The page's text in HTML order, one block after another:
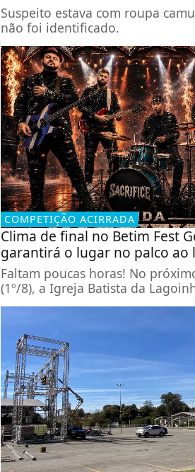
Suspeito estava com roupa
não foi identificado.
COMPETIÇÃO ACIRRADA
Clima de final no Betim Fest
garantirá o lugar no palco ao
Faltam poucas horas! No
(1º/8), a Igreja Batista da